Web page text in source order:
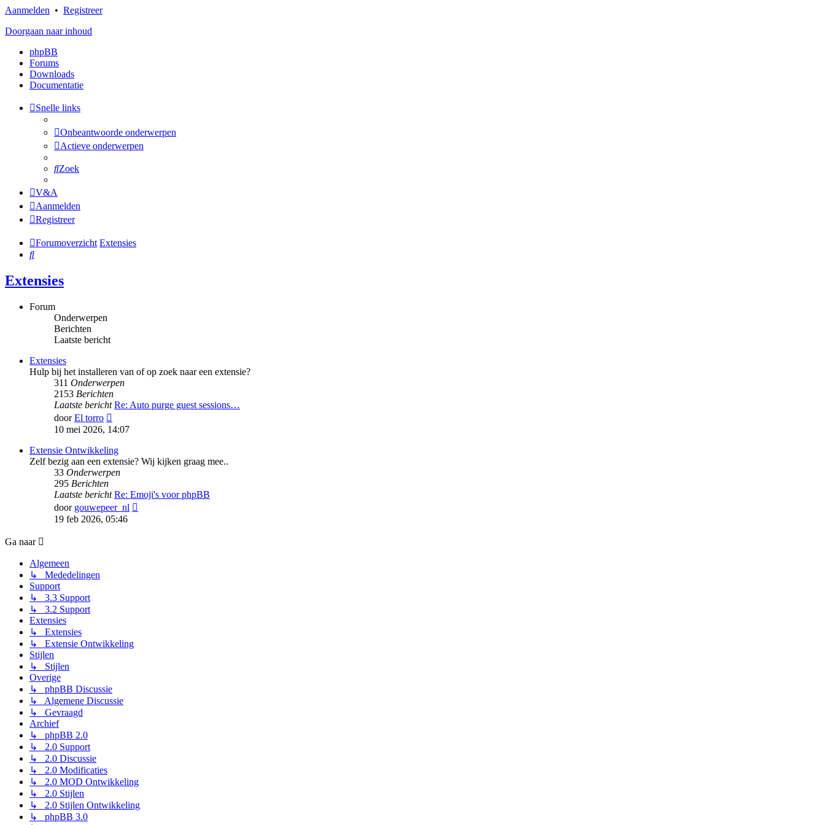
Aanmelden • Registreer
Doorgaan naar inhoud
phpBB
Forums
Downloads
Documentatie
Snelle links
Onbeantwoorde onderwerpen
Actieve onderwerpen
Zoek
V&A
Aanmelden
Registreer
Forumoverzicht Extensies
Zoek
Extensies
Forum
Onderwerpen
Berichten
Laatste bericht
Extensies
Hulp bij het installeren van of op zoek naar een extensie?
311 Onderwerpen
2153 Berichten
Laatste bericht Re: Auto purge guest sessions…
doorEl torro
laatste
10 mei 2026, 14:07
Extensie Ontwikkeling
Zelf bezig aan een extensie? Wij kijken graag mee..
33 Onderwerpen
295 Berichten
Laatste bericht Re: Emoji's voor phpBB
door gouwepeer_nl
19 feb 2026, 05:46
Ga naar
Algemeen
↳ Mededelingen
Support
↳ 3.3 Support
↳ 3.2 Support
Extensies
↳ Extensies
↳ Extensie Ontwikkeling
Stijlen
↳ Stijlen
Overige
↳ phpBB Discussie
↳ Algemene Discussie
↳ Gevraagd
Archief
↳ phpBB 2.0
↳ 2.0 Support
↳ 2.0 Discussie
↳ 2.0 Modificaties
↳ 2.0 MOD Ontwikkeling
↳ 2.0 Stijlen
↳ 2.0 Stijlen Ontwikkeling
↳ phpBB 3.0